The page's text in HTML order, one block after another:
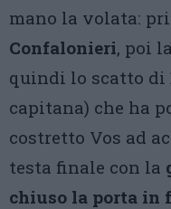
mano la volata:
Confalonieri, poi
quindi lo scatto di
capitana) che ha
costretto Vos ad
testa finale con la
chiuso la porta in